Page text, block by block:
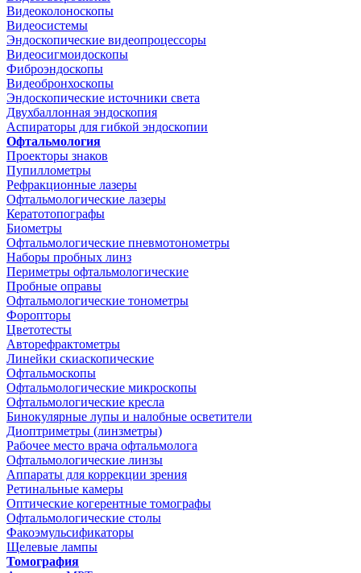
Видеоколоноскопы
Видеосистемы
Эндоскопические видеопроцессоры
Видеосигмоидоскопы
Фиброэндоскопы
Видеобронхоскопы
Эндоскопические источники света
Двухбаллонная эндоскопия
Аспираторы для гибкой эндоскопии
Офтальмология
Проекторы знаков
Пупиллометры
Рефракционные лазеры
Офтальмологические лазеры
Кератотопографы
Биометры
Офтальмологические пневмотонометры
Наборы пробных линз
Периметры офтальмологические
Пробные оправы
Офтальмологические тонометры
Форопторы
Цветотесты
Авторефрактометры
Линейки скиаскопические
Офтальмоскопы
Офтальмологические микроскопы
Офтальмологические кресла
Бинокулярные лупы и налобные осветители
Диоптриметры (линзметры)
Рабочее место врача офтальмолога
Офтальмологические линзы
Аппараты для коррекции зрения
Ретинальные камеры
Оптические когерентные томографы
Офтальмологические столы
Факоэмульсификаторы
Щелевые лампы
Томография